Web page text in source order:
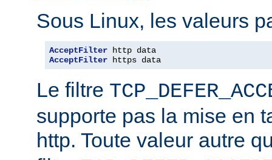
Sous Linux, les valeurs
AcceptFilter
AcceptFilter https data
Le filtre
supporte pas la mise en
http. Toute valeur autre